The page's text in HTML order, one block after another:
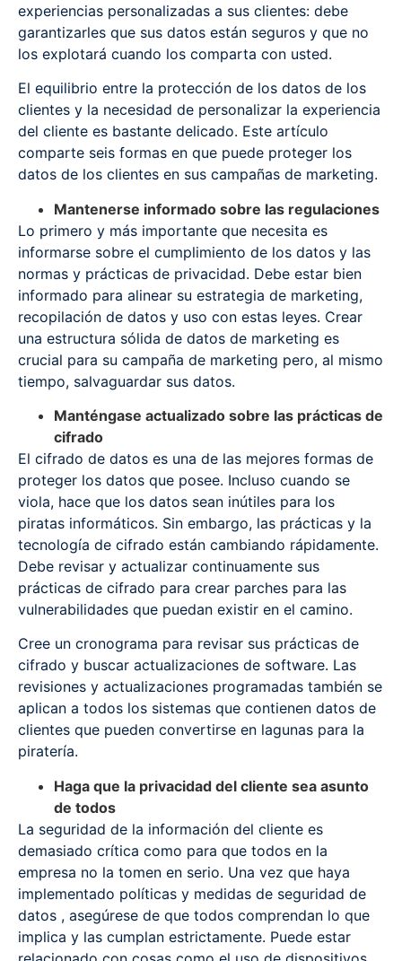
experiencias personalizadas a sus clientes: debe
garantizarles que sus datos están seguros y que no
los explotará cuando los comparta con usted.
El equilibrio entre la protección de los datos de los
clientes y la necesidad de personalizar la experiencia
del cliente es bastante delicado. Este artículo
comparte seis formas en que puede proteger los
datos de los clientes en sus campañas de marketing.
Mantenerse informado sobre las regulaciones
Lo primero y más importante que necesita es
informarse sobre el cumplimiento de los datos y las
normas y prácticas de privacidad. Debe estar bien
informado para alinear su estrategia de marketing,
recopilación de datos y uso con estas leyes. Crear
una estructura sólida de datos de marketing es
crucial para su campaña de marketing pero, al mismo
tiempo, salvaguardar sus datos.
Manténgase actualizado sobre las prácticas de
cifrado
El cifrado de datos es una de las mejores formas de
proteger los datos que posee. Incluso cuando se
viola, hace que los datos sean inútiles para los
piratas informáticos. Sin embargo, las prácticas y la
tecnología de cifrado están cambiando rápidamente.
Debe revisar y actualizar continuamente sus
prácticas de cifrado para crear parches para las
vulnerabilidades que puedan existir en el camino.
Cree un cronograma para revisar sus prácticas de
cifrado y buscar actualizaciones de software. Las
revisiones y actualizaciones programadas también se
aplican a todos los sistemas que contienen datos de
clientes que pueden convertirse en lagunas para la
piratería.
Haga que la privacidad del cliente sea asunto
de todos
La seguridad de la información del cliente es
demasiado crítica como para que todos en la
empresa no la tomen en serio. Una vez que haya
implementado políticas y medidas de seguridad de
datos , asegúrese de que todos comprendan lo que
implica y las cumplan estrictamente. Puede estar